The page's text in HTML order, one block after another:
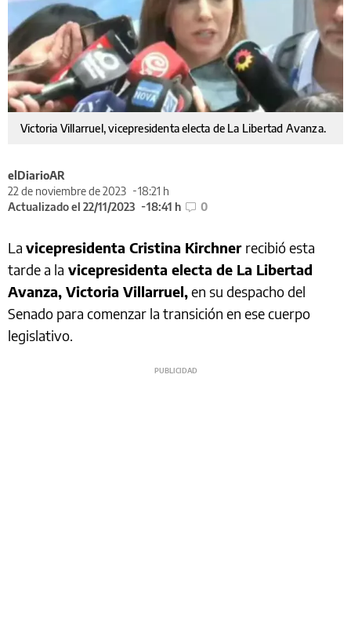
Victoria Villarruel, vicepresidenta electa de La Libertad Avanza.
elDiarioAR
22 de noviembre de 2023
18:21 h
Actualizado el 22/11/2023
18:41 h 0
La vicepresidenta Cristina Kirchner recibió esta
tarde a la vicepresidenta electa de La Libertad
Avanza, Victoria Villarruel,en su despacho del
Senado para comenzar la transición en ese cuerpo
legislativo.